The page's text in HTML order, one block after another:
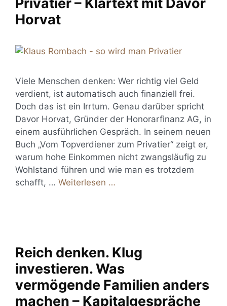
Horvat
Viele Menschen denken: Wer richtig viel Geld
verdient, ist automatisch auch finanziell frei.
Doch das ist ein Irrtum. Genau darüber spricht
Davor Horvat, Gründer der Honorarfinanz AG, in
einem ausführlichen Gespräch. In seinem neuen
Buch „Vom Topverdiener zum Privatier“ zeigt er,
warum hohe Einkommen nicht zwangsläufig zu
Wohlstand führen und wie man es trotzdem
schafft, … Weiterlesen …
Reich denken. Klug
investieren. Was
vermögende Familien anders
machen – Kapitalgespräche